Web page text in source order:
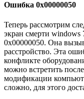
Ошибка 0x00000050
Теперь рассмотрим
экран смерти
0x00000050. Она
расстройство. Эта
конфликте
можно встретить
модификации
сложно, для этого